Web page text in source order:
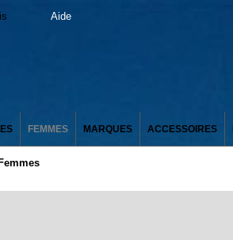
Aide
FEMMES MARQUES ACCESSOIRES
Femmes